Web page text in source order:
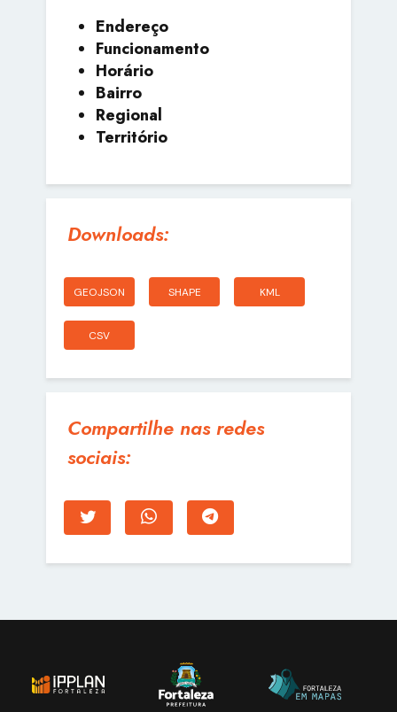
Endereço
Funcionamento
Horário
Bairro
Regional
Território
Downloads:
GEOJSON SHAPE KML
CSV
Compartilhe nas redes
sociais: